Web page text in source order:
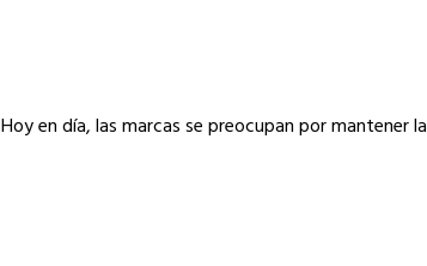
Hoy en día, las marcas se preocupan por mantener la